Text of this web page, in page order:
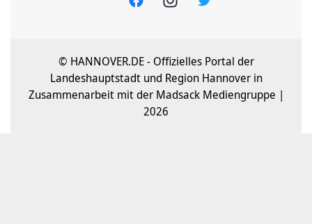
© HANNOVER.DE - Offizielles Portal der
Landeshauptstadt und Region Hannover in
Zusammenarbeit mit der Madsack Mediengruppe |
2026